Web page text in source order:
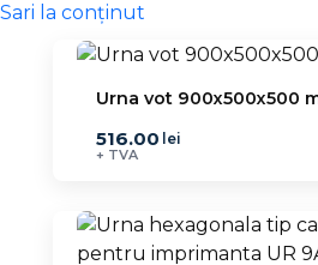
Sari la conținut
Urna vot 900x500x500
516.00 lei
+ TVA